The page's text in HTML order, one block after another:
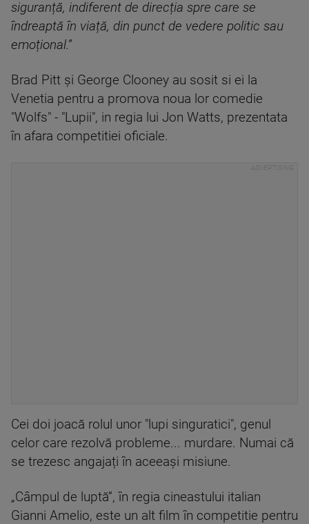
siguranță, indiferent de direcția spre care se
îndreaptă în viață, din punct de vedere politic sau
emoțional.”
Brad Pitt și George Clooney au sosit si ei la
Venetia pentru a promova noua lor comedie
"Wolfs" - "Lupii", in regia lui Jon Watts, prezentata
în afara competitiei oficiale.
Cei doi joacă rolul unor "lupi singuratici", genul
celor care rezolvă probleme... murdare. Numai că
se trezesc angajați în aceeași misiune.
„Câmpul de luptă”, în regia cineastului italian
Gianni Amelio, este un alt film în competitie pentru